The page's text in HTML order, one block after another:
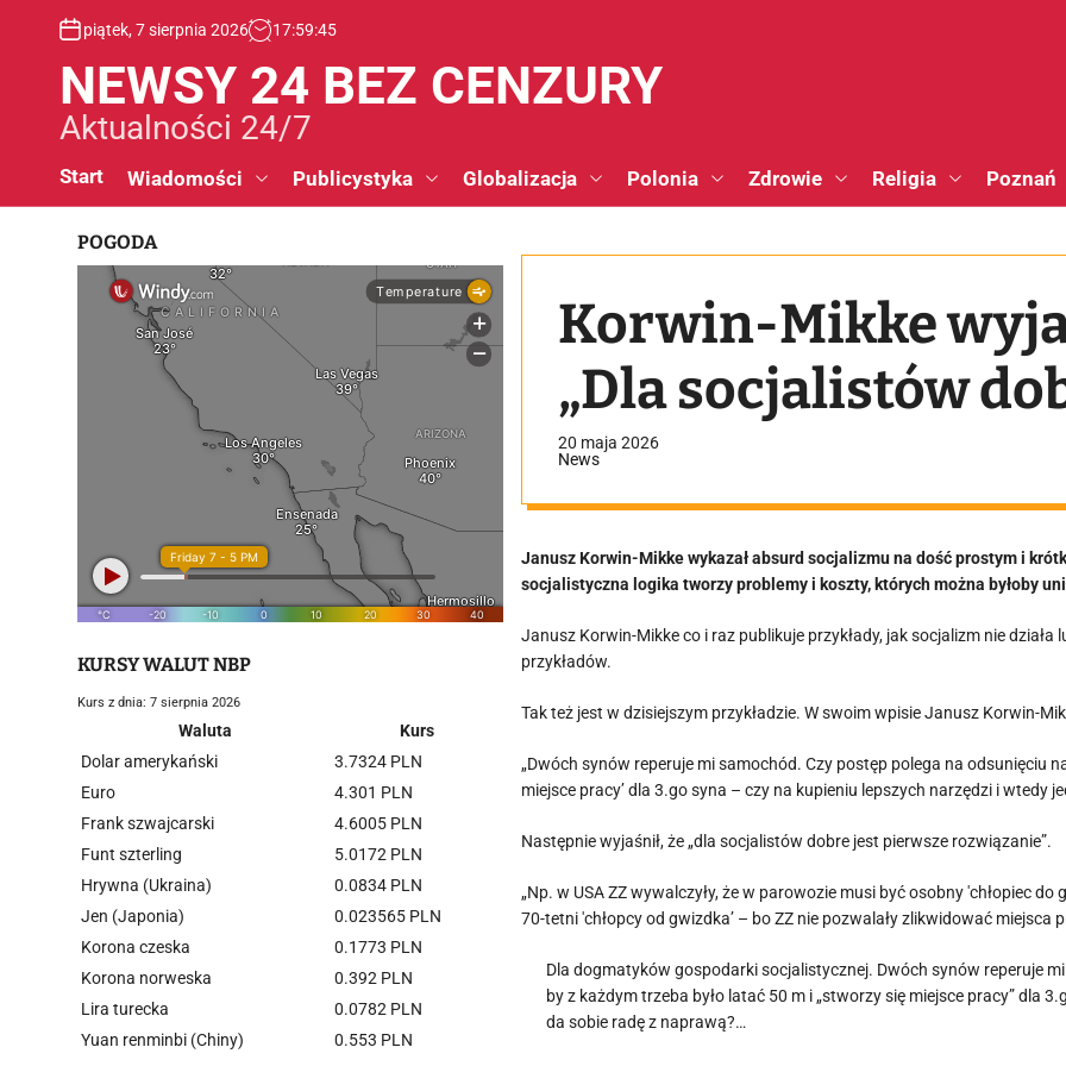
piątek, 7 sierpnia 2026 17:59:46
NEWSY 24 BEZ CENZURY
Aktualności 24/7
Start Wiadomości Publicystyka Globalizacja Polonia Zdrowie Religia Poznań
Korwin-Mikke
„Dla socjalistów
20 maja 2026
News
Janusz Korwin-Mikke wykazał absurd socjalizmu na dość prostym i
socjalistyczna logika tworzy problemy i koszty, których można byłoby
Janusz Korwin-Mikke co i raz publikuje przykłady, jak socjalizm nie
przykładów.
Tak też jest w dzisiejszym przykładzie. W swoim wpisie Janusz Korwin-
„Dwóch synów reperuje mi samochód. Czy postęp polega na odsunięciu
miejsce pracy’ dla 3.go syna – czy na kupieniu lepszych narzędzi i wtedy
Następnie wyjaśnił, że „dla socjalistów dobre jest pierwsze rozwiązanie”.
„Np. w USA ZZ wywalczyły, że w parowozie musi być osobny 'chłopiec
70-tetni 'chłopcy od gwizdka’ – bo ZZ nie pozwalały zlikwidować miejsca
Dla dogmatyków gospodarki socjalistycznej. Dwóch synów reperuje
by z każdym trzeba było latać 50 m i „stworzy się miejsce pracy” dla
da sobie radę z naprawą?…
POGODA
KURSY WALUT NBP
Kurs z dnia: 7 sierpnia 2026
Waluta
Kurs
Dolar amerykański
3.7324 PLN
Euro
4.301 PLN
Frank szwajcarski
4.6005 PLN
Funt szterling
5.0172 PLN
Hrywna (Ukraina)
0.0834 PLN
Jen (Japonia)
0.023565 PLN
Korona czeska
0.1773 PLN
Korona norweska
0.392 PLN
Lira turecka
0.0782 PLN
Yuan renminbi (Chiny)
0.553 PLN